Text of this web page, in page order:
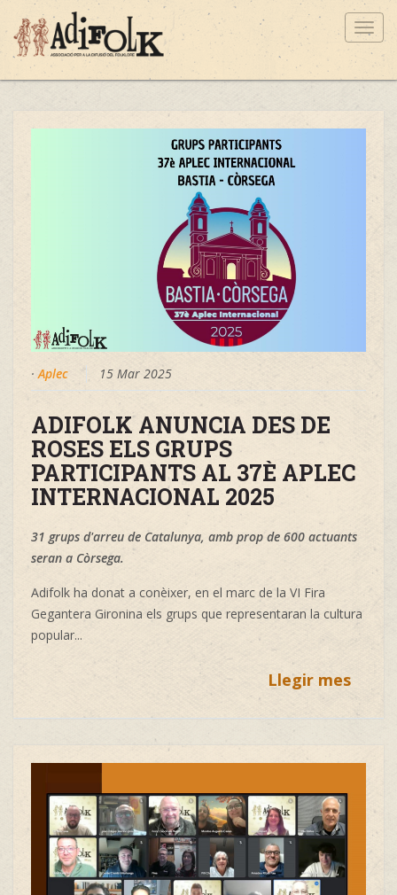
·Aplec 15 Mar 2025
ADIFOLK ANUNCIA DES DE
ROSES ELS GRUPS
PARTICIPANTS AL 37È APLEC
INTERNACIONAL 2025
31 grups d'arreu de Catalunya, amb prop de 600 actuants
seran a Còrsega.
Adifolk ha donat a conèixer, en el marc de la VI Fira
Gegantera Gironina els grups que representaran la cultura
popular...
Llegir mes